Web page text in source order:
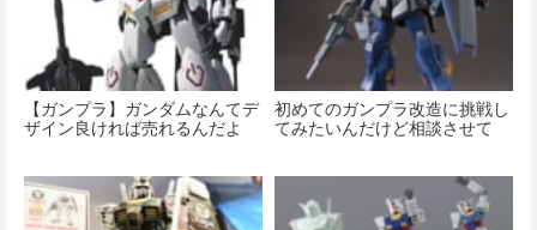
【ガンプラ】ガンダムなんてデ
ザイン良ければ売れるんだよ
初めてのガンプラ改造に挑戦し
てみたいんだけど相談させて